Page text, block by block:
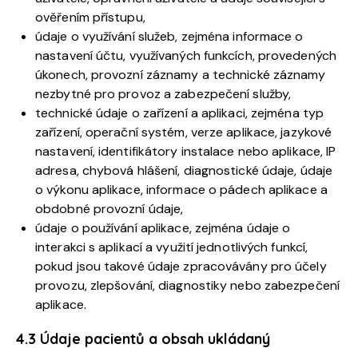
ověřením přístupu,
údaje o využívání služeb, zejména informace o
nastavení účtu, využívaných funkcích, provedených
úkonech, provozní záznamy a technické záznamy
nezbytné pro provoz a zabezpečení služby,
technické údaje o zařízení a aplikaci, zejména typ
zařízení, operační systém, verze aplikace, jazykové
nastavení, identifikátory instalace nebo aplikace, IP
adresa, chybová hlášení, diagnostické údaje, údaje
o výkonu aplikace, informace o pádech aplikace a
obdobné provozní údaje,
údaje o používání aplikace, zejména údaje o
interakci s aplikací a využití jednotlivých funkcí,
pokud jsou takové údaje zpracovávány pro účely
provozu, zlepšování, diagnostiky nebo zabezpečení
aplikace.
4.3 Údaje pacientů a obsah ukládaný